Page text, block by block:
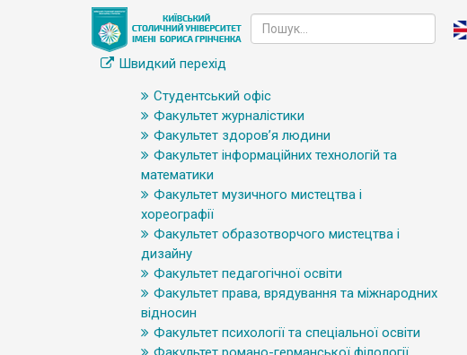
Швидкий перехід
Студентський офіс
Факультет журналістики
Факультет здоров’я людини
Факультет інформаційних технологій та
математики
Факультет музичного мистецтва і
хореографії
Факультет образотворчого мистецтва і
дизайну
Факультет педагогічної освіти
Факультет права, врядування та міжнародних
відносин
Факультет психології та спеціальної освіти